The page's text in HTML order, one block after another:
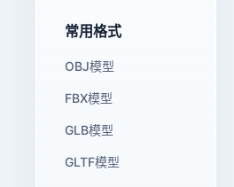
常用格式
OBJ模型
FBX模型
GLB模型
GLTF模型